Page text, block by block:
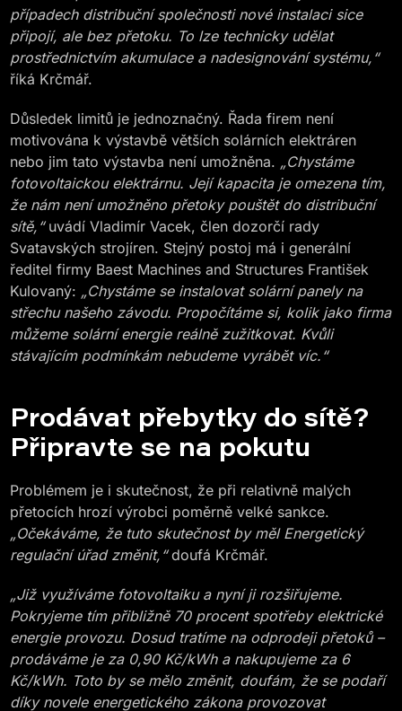
případech distribuční společnosti nové instalaci sice
připojí, ale bez přetoku. To lze technicky udělat
prostřednictvím akumulace a nadesignování systému,“
říká Krčmář.
Důsledek limitů je jednoznačný. Řada firem není
motivována k výstavbě větších solárních elektráren
nebo jim tato výstavba není umožněna. „Chystáme
fotovoltaickou elektrárnu. Její kapacita je omezena tím,
že nám není umožněno přetoky pouštět do distribuční
sítě,“uvádí Vladimír Vacek, člen dozorčí rady
Svatavských strojíren. Stejný postoj má i generální
ředitel firmy Baest Machines and Structures František
Kulovaný: „Chystáme se instalovat solární panely na
střechu našeho závodu. Propočítáme si, kolik jako firma
můžeme solární energie reálně zužitkovat. Kvůli
stávajícím podmínkám nebudeme vyrábět víc.“
Prodávat přebytky do sítě?
Připravte se na pokutu
Problémem je i skutečnost, že při relativně malých
přetocích hrozí výrobci poměrně velké sankce.
„Očekáváme, že tuto skutečnost by měl Energetický
regulační úřad změnit,“doufá Krčmář.
„Již využíváme fotovoltaiku a nyní ji rozšiřujeme.
Pokryjeme tím přibližně 70 procent spotřeby elektrické
energie provozu. Dosud tratíme na odprodeji přetoků –
prodáváme je za 0,90 Kč/kWh a nakupujeme za 6
Kč/kWh. Toto by se mělo změnit, doufám, že se podaří
díky novele energetického zákona provozovat